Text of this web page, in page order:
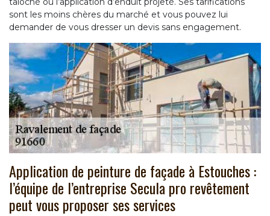
sont les moins chères du marché et vous pouvez lui
demander de vous dresser un devis sans engagement.
Application de peinture de façade à Estouches :
l’équipe de l’entreprise Secula pro revêtement
peut vous proposer ses services